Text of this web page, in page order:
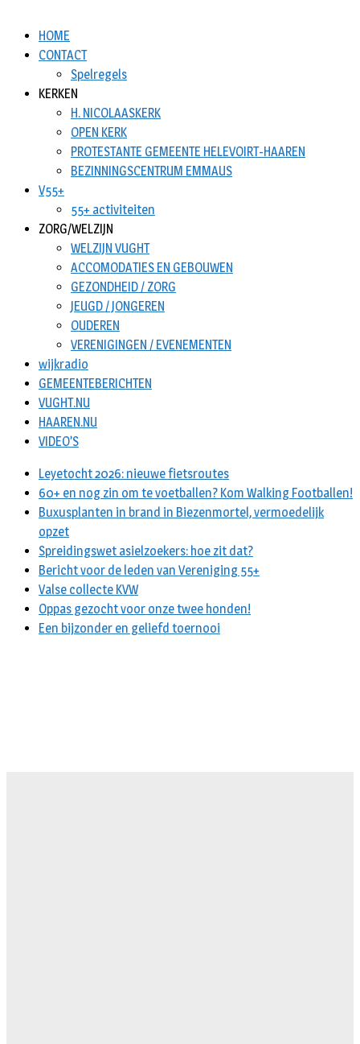
HOME
CONTACT
Spelregels
KERKEN
H. NICOLAASKERK
OPEN KERK
PROTESTANTE GEMEENTE HELEVOIRT-HAAREN
BEZINNINGSCENTRUM EMMAUS
V55+
55+ activiteiten
ZORG/WELZIJN
WELZIJN VUGHT
ACCOMODATIES EN GEBOUWEN
GEZONDHEID / ZORG
JEUGD / JONGEREN
OUDEREN
VERENIGINGEN / EVENEMENTEN
wijkradio
GEMEENTEBERICHTEN
VUGHT.NU
HAAREN.NU
VIDEO’S
Leyetocht 2026: nieuwe fietsroutes
60+ en nog zin om te voetballen? Kom Walking Footballen!
Buxusplanten in brand in Biezenmortel, vermoedelijk
opzet
Spreidingswet asielzoekers: hoe zit dat?
Bericht voor de leden van Vereniging 55+
Valse collecte KVW
Oppas gezocht voor onze twee honden!
Een bijzonder en geliefd toernooi